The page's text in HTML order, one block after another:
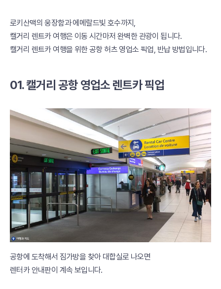
로키산맥의 웅장함과 에메랄드빛 호수까지,
캘거리 렌트카 여행은 이동 시간마저 완벽한 관광이 됩니다.
캘거리 렌트카 여행을 위한 공항 허츠 영업소 픽업, 반납 방법입니다.
01. 캘거리 공항 영업소 렌트카 픽업
공항에 도착해서 짐가방을 찾아 대합실로 나오면
렌터카 안내판이 계속 보입니다.